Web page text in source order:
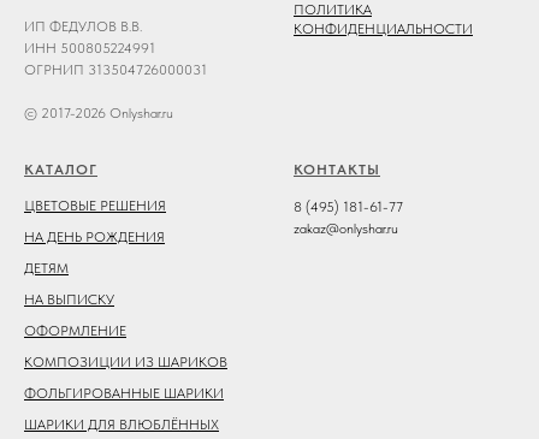
ИП ФЕДУЛОВ В.В.
ИНН 500805224991
ОГРНИП 313504726000031
© 2017-2026 Onlyshar.ru
ПОЛИТИКА
КОНФИДЕНЦИАЛЬНОСТИ
КАТАЛОГ
ЦВЕТОВЫЕ РЕШЕНИЯ
НА ДЕНЬ РОЖДЕНИЯ
ДЕТЯМ
НА ВЫПИСКУ
ОФОРМЛЕНИЕ
КОМПОЗИЦИИ ИЗ ШАРИКОВ
ФОЛЬГИРОВАННЫЕ ШАРИКИ
ШАРИКИ ДЛЯ ВЛЮБЛЁННЫХ
КОНТАКТЫ
8 (495) 181-61-77
zakaz@onlyshar.ru